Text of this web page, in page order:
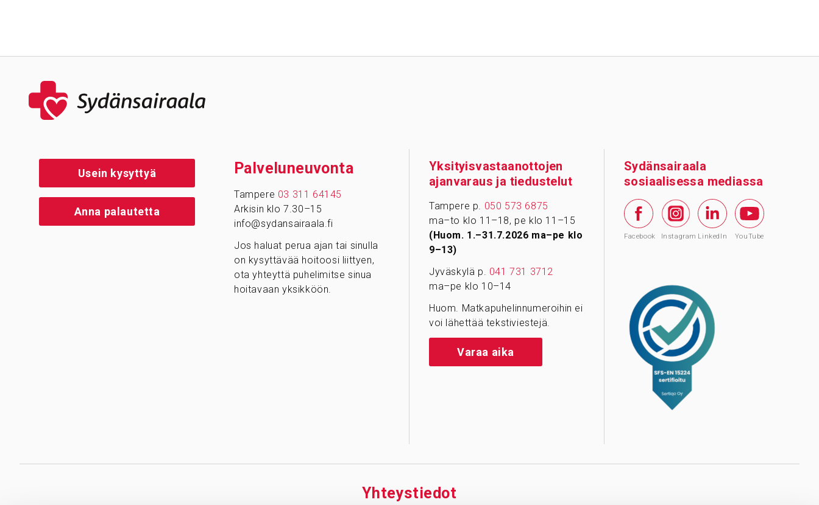
Usein kysyttyä
Anna palautetta
Palve­lu­neu­vonta
Tampere 03 311 64145
Arkisin klo 7.30–15
info@sydansairaala.fi
Jos haluat perua ajan tai sinulla
on kysyttävää hoitoosi liittyen,
ota yhteyttä puhelimitse sinua
hoitavaan yksikköön.
Yksityisvastaanottojen
ajanvaraus ja tiedustelut
Tampere p. 050 573 6875
ma–to klo 11–18, pe klo 11–15
(Huom. 1.–31.7.2026 ma–pe klo
9–13)
Jyväskylä p. 041 731 3712
ma–pe klo 10–14
Huom. Matkapuhelinnumeroihin ei
voi lähettää tekstiviestejä.
Varaa aika
Sydänsairaala
sosiaalisessa mediassa
Facebook Instagram LinkedIn YouTube
Yhteys­tiedot